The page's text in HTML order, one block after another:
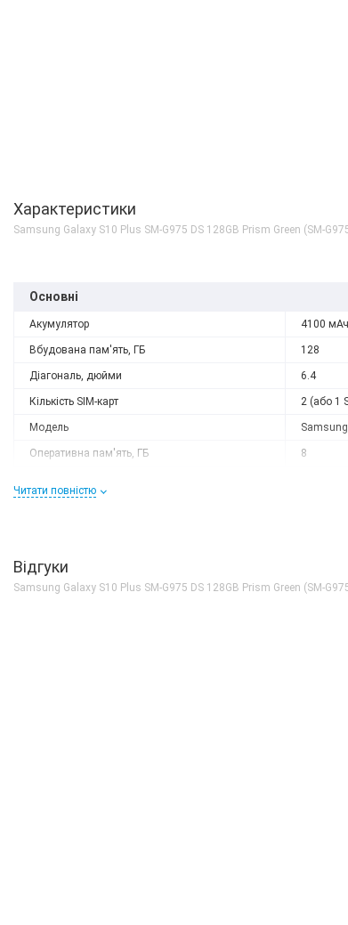
Характеристики
Samsung Galaxy S10 Plus SM-G975 DS 128GB Prism Green (SM-
Основні
Акумулятор 4100
Вбудована пам'ять, ГБ 128
Діагональ, дюйми 6.4
Кількість SIM-карт 2 (або 1
Модель
Оперативна пам'ять, ГБ 8
Кількість ядер 8
Читати повністю
Відгуки
Samsung Galaxy S10 Plus SM-G975 DS 128GB Prism Green (SM-